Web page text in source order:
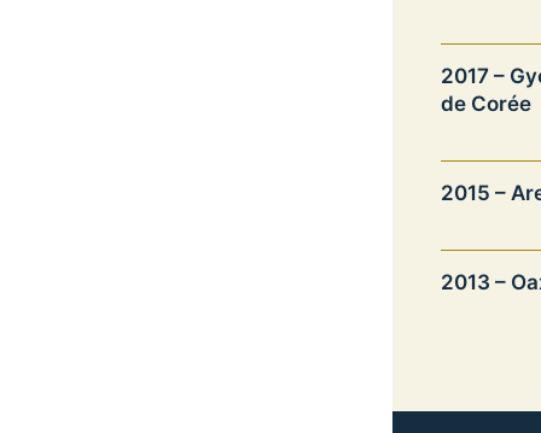
2017 –
de Corée
2015 –
2013 –